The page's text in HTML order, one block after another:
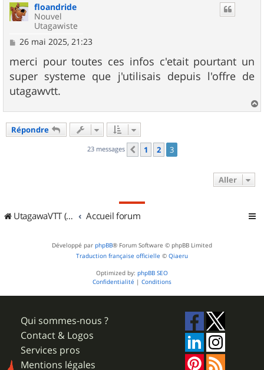
floandride
Nouvel
Utagawiste
M
s
s
a
g
e
26 mai 2025, 21:23
merci pour toutes ces infos c'etait pourtant un
super systeme que j'utilisais depuis l'offre de
utagawvtt.
a
Répondre
23 messages Précédent
1 2 3
Aller
UtagawaVTT (Randos VTT et VTTAE avec traces GPS) Accueil forum
Développé par phpBB® Forum Software © phpBB Limited
Traduction française officielle © Qiaeru
Optimized by: phpBB SEO
Confidentialité | Conditions
Qui sommes-nous ?
Contact & Logos
Services pros
Mentions légales